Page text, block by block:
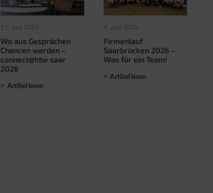
11. Juni 2026
Wo aus Gesprächen
Chancen werden –
connect@htw saar
2026
Artikel lesen
4. Juni 2026
Firmenlauf
Saarbrücken 2026 –
Was für ein Team!
Artikel lesen